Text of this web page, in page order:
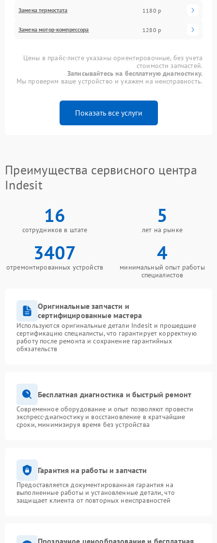
Замена термостата 1180 р
Замена мотор-компрессора 1280 р
Цены в прайс-листе указаны ориентировочные, без учета
стоимости запчастей.
Записывайтесь на бесплатную диагностику.
Мы проверим ваше устройство и укажем на неисправность.
Показать все услуги
Преимущества сервисного центра
Indesit
16
сотрудников в штате
5
лет на рынке
3407
отремонтированных устройств
4
минимальный опыт работы
специалистов
Оригинальные запчасти и
сертифицированные мастера
Используются оригинальные детали Indesit и прошедшие
сертификацию специалисты, что гарантирует корректную
работу после ремонта и сохранение гарантийных
обязательств
Бесплатная диагностика и быстрый ремонт
Современное оборудование и опыт позволяют провести
экспресс-диагностику и восстановление в кратчайшие
сроки, минимизируя время без устройства
Гарантия на работы и запчасти
Предоставляется документированная гарантия на
выполненные работы и установленные детали, что
защищает клиента от повторных неисправностей